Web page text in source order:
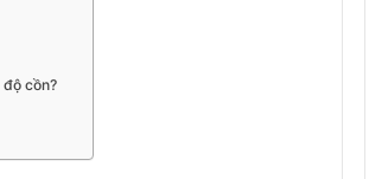
cồn?